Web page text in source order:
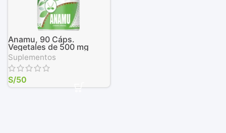
Anamu, 90 Cáps.
Vegetales de 500 mg
Suplementos
S/50